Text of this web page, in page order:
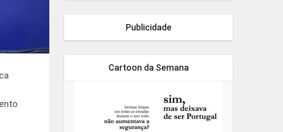
Publicidade
Cartoon da Semana